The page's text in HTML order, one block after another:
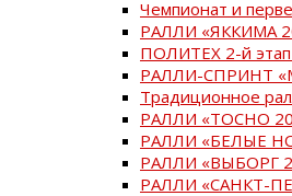
Чемпионат и
РАЛЛИ «ЯККИМА
ПОЛИТЕХ 2-й этап
РАЛЛИ-СПРИНТ
Традиционное
РАЛЛИ «ТОСНО
РАЛЛИ «БЕЛЫЕ
РАЛЛИ «ВЫБОРГ
РАЛЛИ «САНКТ-